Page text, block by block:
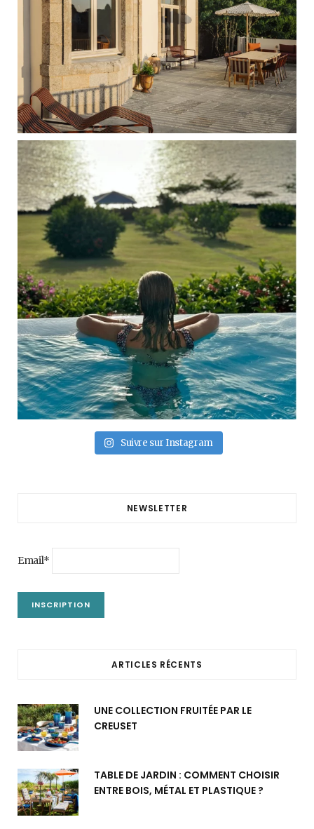
Suivre sur Instagram
NEWSLETTER
Email*
ARTICLES RÉCENTS
UNE COLLECTION FRUITÉE PAR LE
CREUSET
TABLE DE JARDIN : COMMENT CHOISIR
ENTRE BOIS, MÉTAL ET PLASTIQUE ?